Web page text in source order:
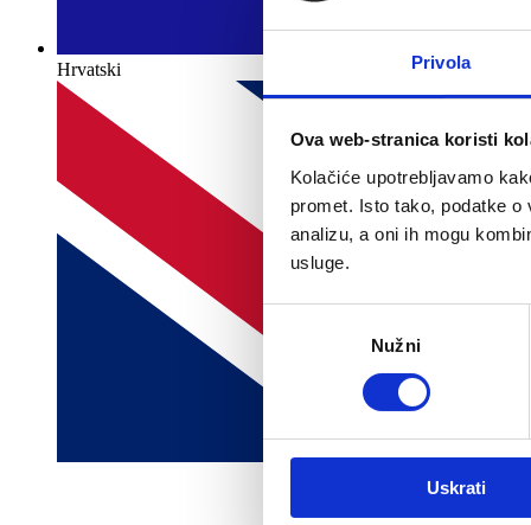
Privola
Ova web-stranica koristi
Kolačiće upotrebljavamo
promet. Isto tako, podatke
analizu, a oni ih mogu
usluge.
Nužni
Uskrati
Hrvatski